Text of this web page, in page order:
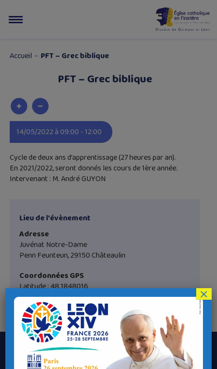
Accueil - PFT – Grec biblique
PFT – Grec biblique
14/05/2022 à 09:00 - 12:00
Cycle de deux ans d’apprentissage (27 heures par an).
En 2021/2022, seront donnés les cours de 1ère année.
Intervenant : M. André GUYON
Lieu de l'évènement
Adresse
Juvénat Notre-Dame
Penn Feunteun, 29150 Châteaulin
Coordonnées GPS
Latitude : 48.1848016
Longitude : -3.982142
Le Diocèse de Quimper et Léon
×